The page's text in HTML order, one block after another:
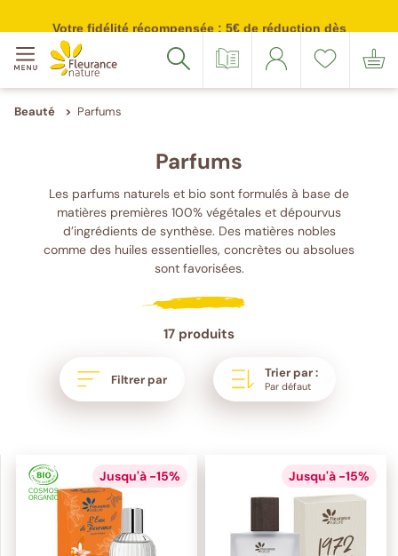
Accéder à : navigation
Accéder à : contenu principal
Accéder à : pied de page100 points cumulés
connecter
de
souhaits
panier
Beauté Parfums
Parfums
Les parfums naturels et bio sont formulés à base de
matières premières 100% végétales et dépourvus
d’ingrédients de synthèse. Des matières nobles
comme des huiles essentielles, concrètes ou absolues
sont favorisées.
17 produits
Filtrer par Trier par :
Par défaut
Jusqu'à -15% Jusqu'à -15%
email
(Format
exemple@gmail.com)
confirmer
votre
e-
inscription
sur
Facebook
sur
Instagram